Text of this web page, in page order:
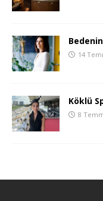
14
Köklü
8